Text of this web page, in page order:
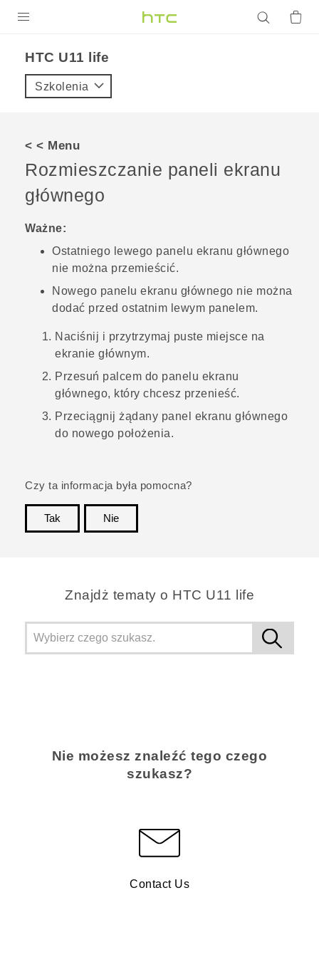
VIVE
VIVERSE
POMOC TECHNICZNA
Urządzenia i akcesoria HTC
Zaloguj się
HTC U11 life‎
Szkolenia
< < Menu
Rozmieszczanie paneli ekranu
głównego
Ważne:
Ostatniego lewego panelu ekranu głównego
nie można przemieścić.
Nowego panelu ekranu głównego nie można
dodać przed ostatnim lewym panelem.
Naciśnij i przytrzymaj puste miejsce na
ekranie głównym.
Przesuń palcem do panelu ekranu
głównego, który chcesz przenieść.
Przeciągnij żądany panel ekranu głównego
do nowego położenia.
Czy ta informacja była pomocna?
Tak
Nie
Znajdż tematy o HTC U11 life
Nie możesz znaleźć tego czego
szukasz?
Contact Us